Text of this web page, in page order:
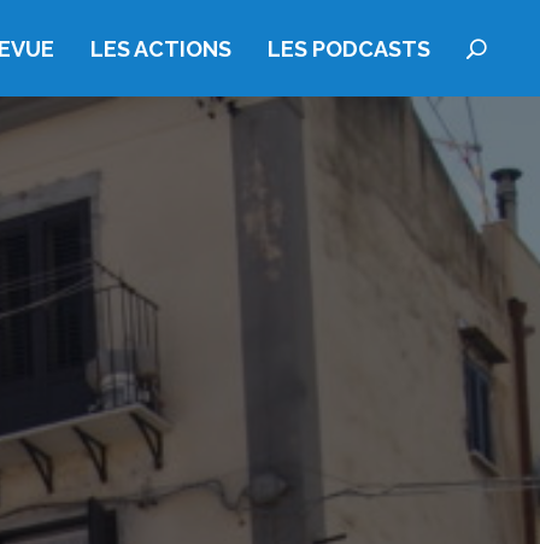
LES ACTIONS LES PODCASTS